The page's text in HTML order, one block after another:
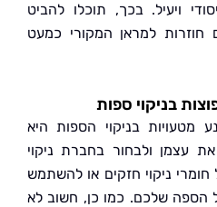
בכך, תוכלו להביט
למראן המקורי כמעט
ספות
בניקוי הספות היא
בחברת ניקוי
חזקים או להשתמש
כמו כן, חשוב לא